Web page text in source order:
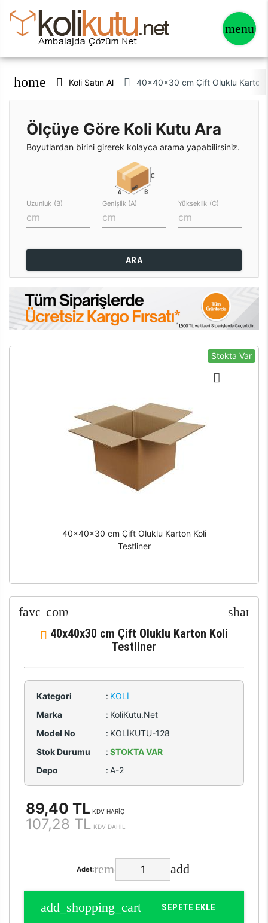
home Koli Satın Al 40x40x30 cm Çift Oluklu Karton
Ölçüye Göre Koli Kutu Ara
Boyutlardan birini girerek kolayca arama yapabilirsiniz.
Uzunluk (B) Genişlik (A) Yükseklik (C)
ARA
Stokta Var
40x40x30 cm Çift Oluklu Karton Koli
Testliner
40x40x30 cm Çift Oluklu Karton Koli
Testliner
Kategori : KOLI
Marka
: KoliKutu.Net
Model No
: KOLİKUTU-128
Stok Durumu
: STOKTA VAR
Depo
: A-2
89,40 TL KDV HARİÇ
107,28 TL KDV DAHİL
Adet:
SEPETE EKLE